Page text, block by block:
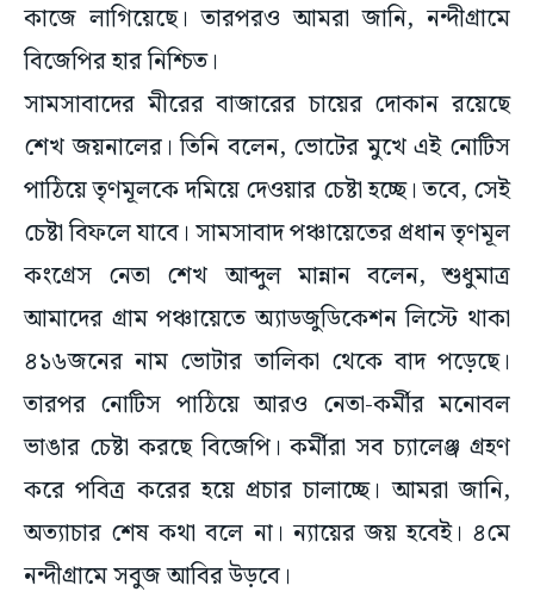
কাজে লাগিয়েছে। তারপরও আমরা জানি, নন্দীগ্রামে
বিজেপির হার নিশ্চিত।
সামসাবাদের মীরের বাজারের চায়ের দোকান রয়েছে
শেখ জয়নালের। তিনি বলেন, ভোটের মুখে এই নোটিস
পাঠিয়ে তৃণমূলকে দমিয়ে দেওয়ার চেষ্টা হচ্ছে। তবে, সেই
চেষ্টা বিফলে যাবে। সামসাবাদ পঞ্চায়েতের প্রধান তৃণমূল
কংগ্রেস নেতা শেখ আব্দুল মান্নান বলেন, শুধুমাত্র
আমাদের গ্রাম পঞ্চায়েতে অ্যাডজুডিকেশন লিস্টে থাকা
৪১৬জনের নাম ভোটার তালিকা থেকে বাদ পড়েছে।
তারপর নোটিস পাঠিয়ে আরও নেতা-কর্মীর মনোবল
ভাঙার চেষ্টা করছে বিজেপি। কর্মীরা সব চ্যালেঞ্জ গ্রহণ
করে পবিত্র করের হয়ে প্রচার চালাচ্ছে। আমরা জানি,
অত্যাচার শেষ কথা বলে না। ন্যায়ের জয় হবেই। ৪মে
নন্দীগ্রামে সবুজ আবির উড়বে।